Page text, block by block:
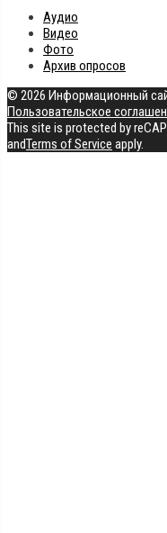
Аудио
Видео
Фото
Архив опросов
© 2026 Информационный
Пользовательское
This site is protected by
andTerms of Service apply.